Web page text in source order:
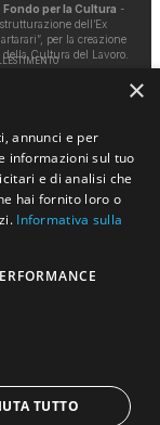
per la Cultura -
dell’Ex
per la creazione
Cultura del Lavoro.
×
annunci e per
informazioni sul tuo
e di analisi che
hai fornito loro o
Informativa sulla
TUTTO